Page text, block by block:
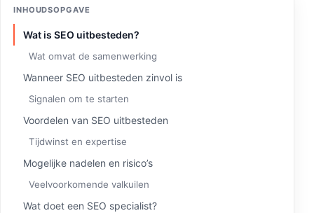
INHOUDSOPGAVE
Wat is SEO uitbesteden?
Wat omvat de samenwerking
Wanneer SEO uitbesteden zinvol is
Signalen om te starten
Voordelen van SEO uitbesteden
Tijdwinst en expertise
Mogelijke nadelen en risico’s
Veelvoorkomende valkuilen
Wat doet een SEO specialist?